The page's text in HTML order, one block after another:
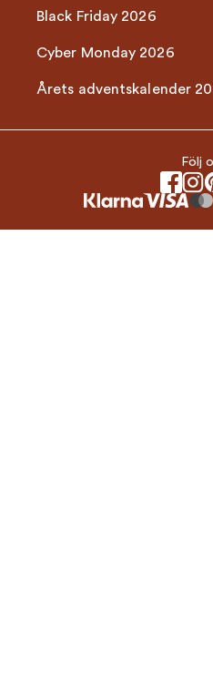
Black Friday 2026
Cyber Monday 2026
Årets adventskalender
Följ